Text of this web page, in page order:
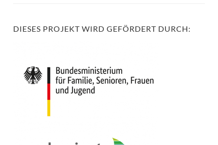
DIESES PROJEKT WIRD GEFÖRDERT DURCH: